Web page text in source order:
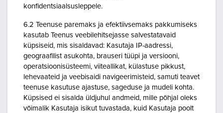
konfidentsiaalsusleppele.
6.2 Teenuse paremaks ja efektiivsemaks pakkumiseks
kasutab Teenus veebilehitsejasse salvestatavaid
küpsiseid, mis sisaldavad: Kasutaja IP-aadressi,
geograafilist asukohta, brauseri tüüpi ja versiooni,
operatsioonisüsteemi, viiteallikat, külastuse pikkust,
lehevaateid ja veebisaidi navigeerimisteid, samuti teavet
teenuse kasutuse ajastuse, sageduse ja mudeli kohta.
Küpsised ei sisalda üldjuhul andmeid, mille põhjal oleks
võimalik Kasutaja isikut tuvastada, kuid Kasutaja poolt